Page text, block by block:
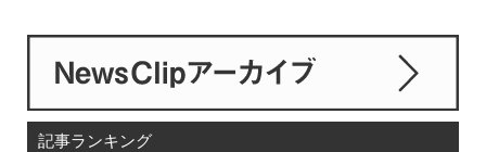
記事ランキング